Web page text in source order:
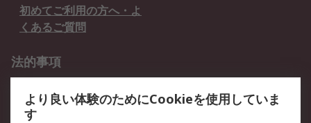
初めてご利用の方へ・よ
くあるご質問
法的事項
クッキーポリシー
より良い体験のためにCookieを使用していま
す